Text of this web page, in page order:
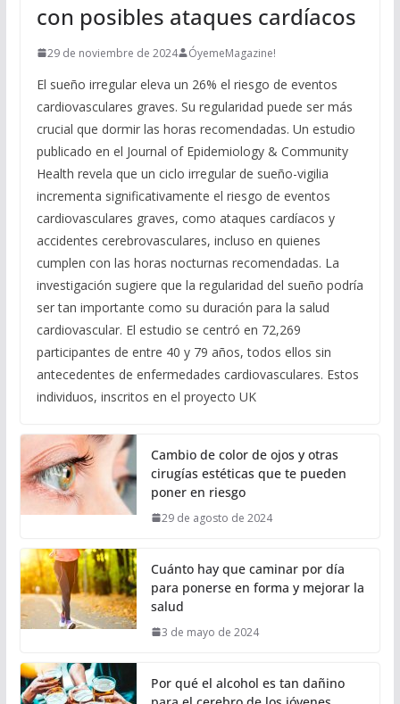
con posibles ataques cardíacos
29 de noviembre de 2024 ÓyemeMagazine!
El sueño irregular eleva un 26% el riesgo de eventos
cardiovasculares graves. Su regularidad puede ser más
crucial que dormir las horas recomendadas. Un estudio
publicado en el Journal of Epidemiology & Community
Health revela que un ciclo irregular de sueño-vigilia
incrementa significativamente el riesgo de eventos
cardiovasculares graves, como ataques cardíacos y
accidentes cerebrovasculares, incluso en quienes
cumplen con las horas nocturnas recomendadas. La
investigación sugiere que la regularidad del sueño podría
ser tan importante como su duración para la salud
cardiovascular. El estudio se centró en 72,269
participantes de entre 40 y 79 años, todos ellos sin
antecedentes de enfermedades cardiovasculares. Estos
individuos, inscritos en el proyecto UK
Cambio de color de ojos y otras
cirugías estéticas que te pueden
poner en riesgo
29 de agosto de 2024
Cuánto hay que caminar por día
para ponerse en forma y mejorar la
salud
3 de mayo de 2024
Por qué el alcohol es tan dañino